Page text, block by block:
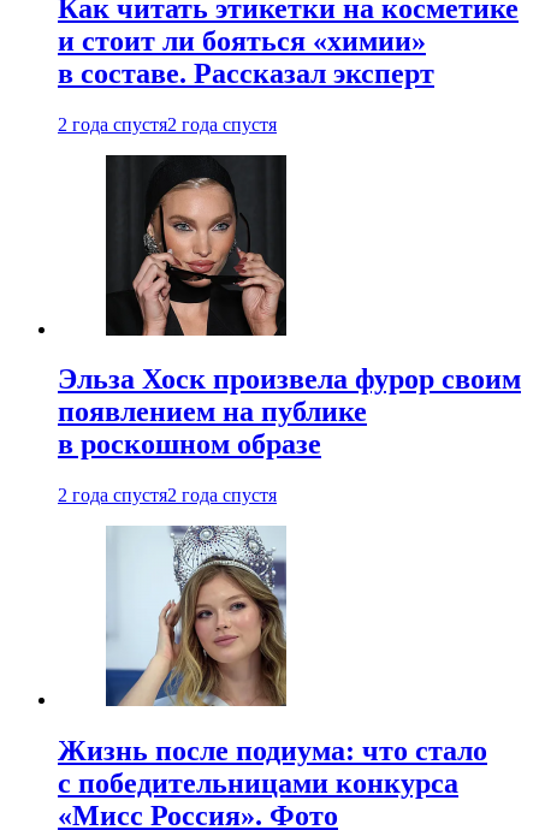
Как читать этикетки на косметике
и стоит ли бояться «химии»
в составе. Рассказал эксперт
2 года спустя2 года спустя
Эльза Хоск произвела фурор своим
появлением на публике
в роскошном образе
2 года спустя2 года спустя
Жизнь после подиума: что стало
с победительницами конкурса
«Мисс Россия». Фото